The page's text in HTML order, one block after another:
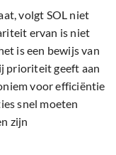
volgt SOL niet
ervan is niet
is een bewijs van
prioriteit geeft aan
voor efficiëntie
snel moeten
zijn